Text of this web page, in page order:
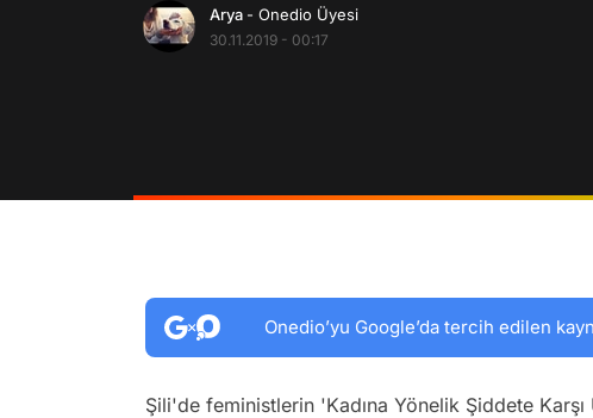
Arya - Onedio Üyesi
30.11.2019 - 00:17
Onedio’yu Google’da tercih edilen
Şili'de feministlerin 'Kadına Yönelik Şiddete